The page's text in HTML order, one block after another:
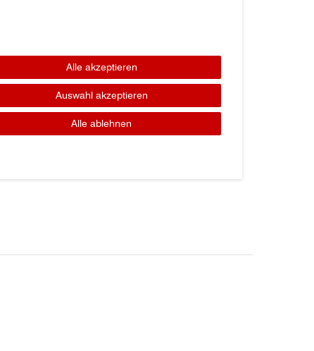
Alle akzeptieren
Auswahl akzeptieren
Alle ablehnen